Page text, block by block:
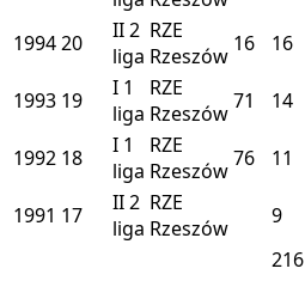
199420 II2
liga
RZE
Rzeszów 16 16
1993 19 I 1
liga
RZE
Rzeszów71 14
1992 18 I 1
liga
RZE
Rzeszów76 11
1991 17 II2
liga
RZE
Rzeszów
9
216